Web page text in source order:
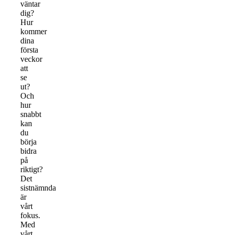
väntar
dig?
Hur
kommer
dina
första
veckor
att
se
ut?
Och
hur
snabbt
kan
du
börja
bidra
på
riktigt?
Det
sistnämnda
är
vårt
fokus.
Med